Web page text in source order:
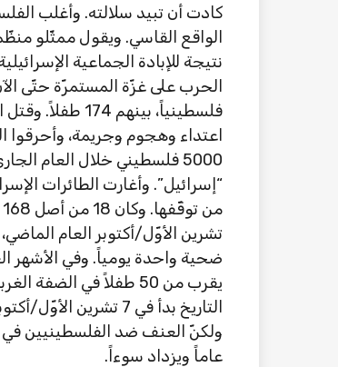
كادت أن تبيد سلالته. وأغلب
الواقع القاسي. ويقول ممثّلو
اعتداء وهجوم وجريمة، وأحرقوا
5000 فلسطيني خلال العام
تشرين الأوّل/أكتوبر العام
ضحية واحدة يومياً. وفي الأشهر
يقرب من 50 طفلاً في
ولكنّ العنف ضد الفلسطينيين في
عاماً ويزداد سوءاً.